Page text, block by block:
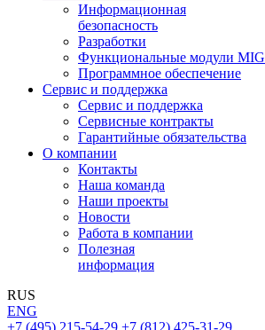
Информационная
безопасность
Разработки
Функциональные модули MIG
Программное обеспечение
Сервис и поддержка
Сервис и поддержка
Сервисные контракты
Гарантийные обязательства
О компании
Контакты
Наша команда
Наши проекты
Новости
Работа в компании
Полезная
информация
RUS
ENG
+7 (495) 215-54-29 +7 (812) 425-31-29